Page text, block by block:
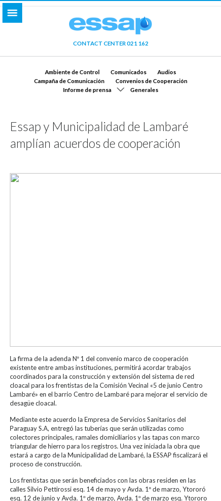
CONTACT CENTER 021 162
Ambiente de Control Comunicados
Audios
Campaña de Comunicación
Convenios de Cooperación
Informe de prensa
Generales
Essap y Municipalidad de Lambaré
amplían acuerdos de cooperación
La firma de la adenda Nº 1 del convenio marco de cooperación
existente entre ambas instituciones, permitirá acordar trabajos
coordinados para la construcción y extensión del sistema de red
cloacal para los frentistas de la Comisión Vecinal «5 de junio Centro
Lambaré» en el barrio Centro de Lambaré para mejorar el servicio de
desagüe cloacal.
Mediante este acuerdo la Empresa de Servicios Sanitarios del
Paraguay S.A, entregó las tuberías que serán utilizadas como
colectores principales, ramales domiciliarios y las tapas con marco
triangular de hierro para los registros. Una vez iniciada la obra que
estará a cargo de la Municipalidad de Lambaré, la ESSAP fiscalizará el
proceso de construcción.
Los frentistas que serán beneficiados con las obras residen en las
calles Silvio Pettirossi esq. 14 de mayo y Avda. 1º de marzo, Ytororó
esq. 12 de junio y Avda. 1º de marzo, Avda. 1º de marzo esq. Ytororo